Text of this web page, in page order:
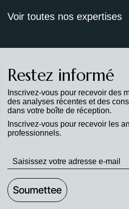
Voir toutes nos expertises
Restez informé
Inscrivez-vous pour recevoir des
des analyses récentes et des
dans votre boîte de réception.
Inscrivez-vous pour recevoir les
professionnels.
Stay
up
to
Date